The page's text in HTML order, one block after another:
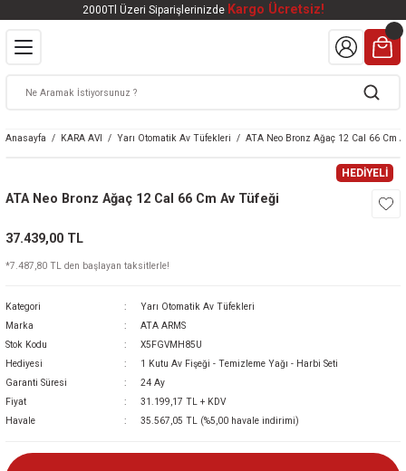
2000Tl Üzeri Siparişlerinizde Kargo Ücretsiz!
Geri Dön
Tüfekleri
Ürünleri
Geri Dön
Geri Dön
Geri Dön
Geri Dön
Anasayfa KARA AVI Yarı Otomatik Av Tüfekleri ATA Neo Bronz Ağaç 12 Cal 66 Cm
HEDİYELİ
ATA Neo Bronz Ağaç 12 Cal 66 Cm Av Tüfeği
37.439,00 TL
*7.487,80 TL den başlayan taksitlerle!
Kategori
Yarı Otomatik Av Tüfekleri
Marka
ATA ARMS
Stok Kodu
X5FGVMH85U
Hediyesi
1 Kutu Av Fişeği - Temizleme Yağı - Harbi Seti
Garanti Süresi
24 Ay
Fiyat
31.199,17 TL + KDV
Havale
35.567,05 TL (%5,00 havale indirimi)